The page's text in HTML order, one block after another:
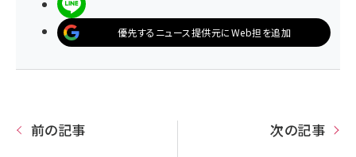
優先するニュース提供元にWeb担を追加
前の記事 次の記事